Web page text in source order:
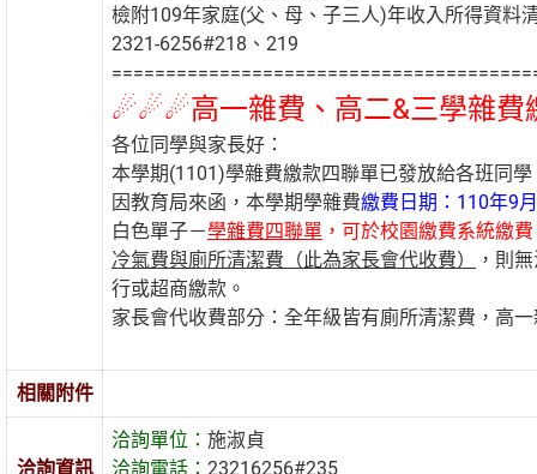
檢附109年家庭(父、母、子三人)年收入所得資料
2321-6256#218、219
☄☄☄高一雜費、高二&三學雜
各位同學與家長好：
本學期(1101)學雜費繳款四聯單已發放給各班同
因教育局來函，本學期學雜費繳費日期：110年9
白色單子－學雜費四聯單 ，可於校園繳費系統繳費
冷氣費與廁所清潔費（此為家長會代收費）
，則
行或超商繳款。
家長會代收費部分：全年級皆有廁所清潔費，高
相關附件
洽詢資訊
洽詢單位：施淑貞
洽詢電話：23216256#235